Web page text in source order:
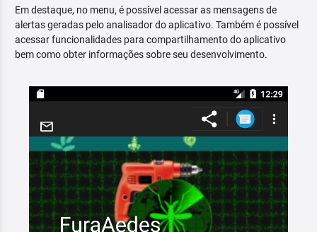
Em destaque, no menu, é possível acessar as mensagens de
alertas geradas pelo analisador do aplicativo. Também é possível
acessar funcionalidades para compartilhamento do aplicativo
bem como obter informações sobre seu desenvolvimento.